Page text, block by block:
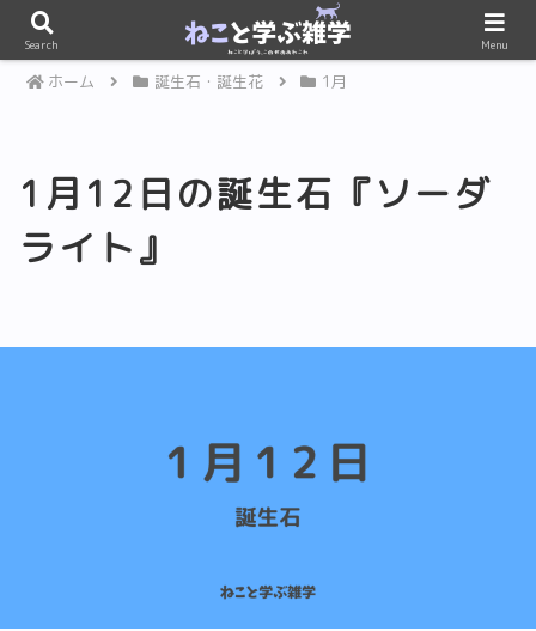
PR
ホーム 誕生石・誕生花 1月
1月12日の誕生石『ソーダ
ライト』
Search Menu